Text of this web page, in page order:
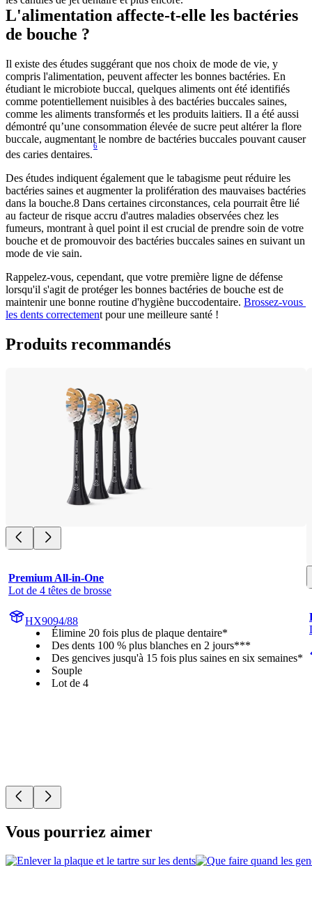
L'alimentation affecte-t-elle les bactéries
de bouche ?
Il existe des études suggérant que nos choix de mode de vie, y
compris l'alimentation, peuvent affecter les bonnes bactéries. En
étudiant le microbiote buccal, quelques aliments ont été identifiés
comme potentiellement nuisibles à des bactéries buccales saines,
comme les aliments transformés et les produits laitiers. Il a été aussi
démontré qu’une consommation élevée de sucre peut altérer la flore
buccale, augmentant le nombre de bactéries buccales pouvant causer
des caries dentaires.
6
Des études indiquent également que le tabagisme peut réduire les
bactéries saines et augmenter la prolifération des mauvaises bactéries
dans la bouche.8 Dans certaines circonstances, cela pourrait être lié
au facteur de risque accru d'autres maladies observées chez les
fumeurs, montrant à quel point il est crucial de prendre soin de votre
bouche et de promouvoir des bactéries buccales saines en suivant un
mode de vie sain.
Rappelez-vous, cependant, que votre première ligne de défense
lorsqu'il s'agit de protéger les bonnes bactéries de bouche est de
maintenir une bonne routine d'hygiène buccodentaire. Brossez-vous
les dents correctement pour une meilleure santé !
Produits recommandés
Premium All-in-One
Lot de 4 têtes de brosse
HX9094/88
Élimine 20 fois plus de plaque dentaire*
Des dents 100 % plus blanches en 2 jours***
Des gencives jusqu'à 15 fois plus saines en six semaines*
Souple
Lot de 4
Vous pourriez aimer